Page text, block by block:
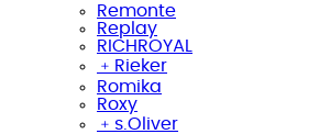
Remonte
Replay
RICHROYAL
﹢ Rieker
Romika
Roxy
﹢ s.Oliver